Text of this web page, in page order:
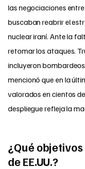
las negociaciones
buscaban reabrir el
nuclear iraní. Ante la
retomar los ataques.
incluyeron
mencionó que en la
valorados en cientos
despliegue refleja la
¿Qué
de EE.UU.?